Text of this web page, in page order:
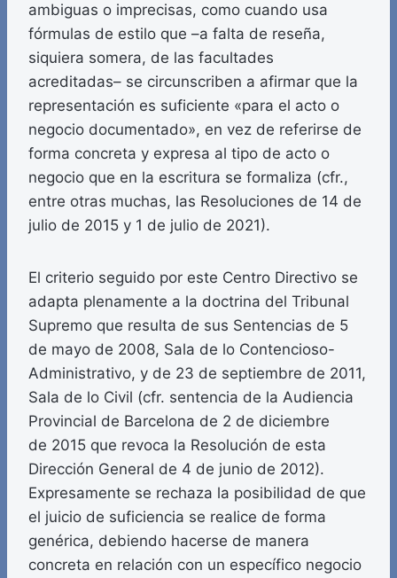
ambiguas o imprecisas, como cuando usa
fórmulas de estilo que –a falta de reseña,
siquiera somera, de las facultades
acreditadas– se circunscriben a afirmar que la
representación es suficiente «para el acto o
negocio documentado», en vez de referirse de
forma concreta y expresa al tipo de acto o
negocio que en la escritura se formaliza (cfr.,
entre otras muchas, las Resoluciones de 14 de
julio de 2015 y 1 de julio de 2021).
El criterio seguido por este Centro Directivo se
adapta plenamente a la doctrina del Tribunal
Supremo que resulta de sus Sentencias de 5
de mayo de 2008, Sala de lo Contencioso-
Administrativo, y de 23 de septiembre de 2011,
Sala de lo Civil (cfr. sentencia de la Audiencia
Provincial de Barcelona de 2 de diciembre
de 2015 que revoca la Resolución de esta
Dirección General de 4 de junio de 2012).
Expresamente se rechaza la posibilidad de que
el juicio de suficiencia se realice de forma
genérica, debiendo hacerse de manera
concreta en relación con un específico negocio